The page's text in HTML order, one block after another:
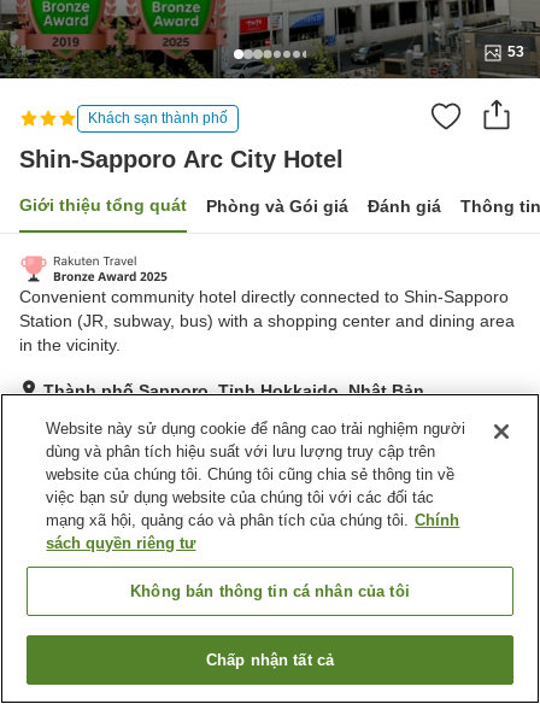
53
Khách sạn thành phố
Shin-Sapporo Arc City Hotel
Giới thiệu tổng quát Phòng và Gói giá Đánh giá Thông
Convenient community hotel directly connected to Shin-Sapporo
Station (JR, subway, bus) with a shopping center and dining area
in the vicinity.
Thành phố Sapporo, Tỉnh Hokkaido, Nhật Bản
Tuyệt vời Đánh giá:1,002lượt
Tiện nghi chỗ nghỉ
Máy bán hàng tự động
Phòng họp
Tìm phòng trống
Website này sử dụng cookie để nâng cao trải nghiệm người
dùng và phân tích hiệu suất với lưu lượng truy cập trên
website của chúng tôi. Chúng tôi cũng chia sẻ thông tin về
việc bạn sử dụng website của chúng tôi với các đối tác
mạng xã hội, quảng cáo và phân tích của chúng tôi. Chính
sách quyền riêng tư
Không bán thông tin cá nhân của tôi
Chấp nhận tất cả